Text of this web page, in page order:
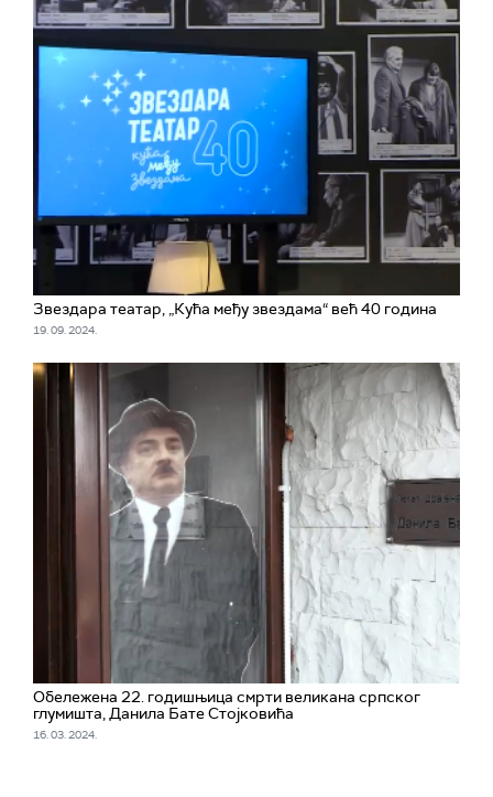
Звездара театар, „Кућа међу звездама“ већ 40 година
19. 09. 2024.
Обележена 22. годишњица смрти великана српског
глумишта, Данила Бате Стојковића
16. 03. 2024.